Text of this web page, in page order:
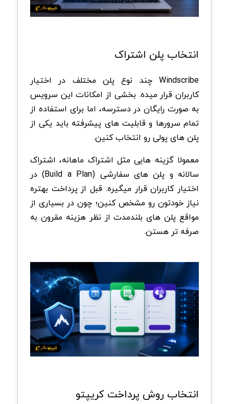
انتخاب پلن اشتراک
Windscribe چند نوع پلن مختلف در اختیار
کاربران قرار میده. بخشی از امکانات این سرویس
به صورت رایگان در دسترسه، اما برای استفاده از
تمام سرورها و قابلیت های پیشرفته باید یکی از
پلن های پولی رو انتخاب کنین.
معمولا گزینه هایی مثل اشتراک ماهانه، اشتراک
سالانه و پلن های سفارشی (Build a Plan) در
اختیار کاربران قرار میگیره. قبل از پرداخت بهتره
نیاز خودتون رو مشخص کنین؛ چون در بسیاری از
مواقع پلن های بلندمدت از نظر هزینه مقرون به
صرفه تر هستن.
انتخاب روش پرداخت کریپتو